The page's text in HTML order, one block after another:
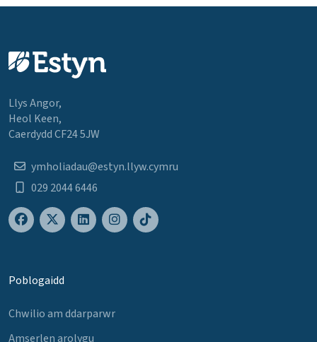
Llys Angor,
Heol Keen,
Caerdydd CF24 5JW
ymholiadau@estyn.llyw.cymru
029 2044 6446
Poblogaidd
Chwilio am ddarparwr
Amserlen arolygu